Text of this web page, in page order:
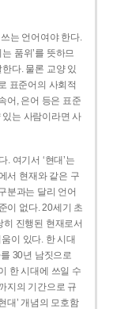
는 언어여야 한다.
품위’를 뜻하므
다. 물론 교양 있
표준어의 사회적
어, 은어 등은 표준
는 사람이라면 사
여기서 ‘현대’는
서 현재와 같은 구
분과는 달리 언어
이 없다. 20세기 초
진행된 현재로서
이 있다. 한 시대
30년 남짓으로
한 시대에 쓰일 수
지의 기간으로 규
대’ 개념의 모호함